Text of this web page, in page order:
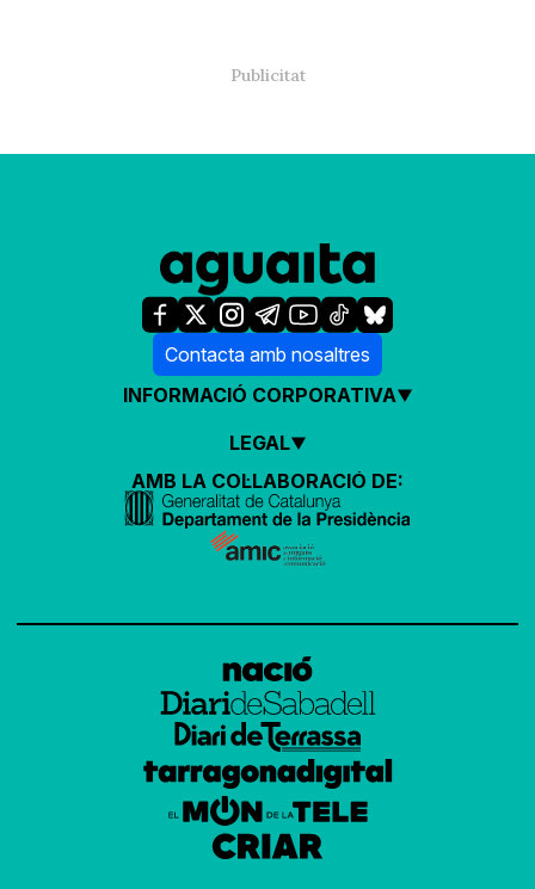
Contacta amb nosaltres
INFORMACIÓ CORPORATIVA
LEGAL
AMB LA COL·LABORACIÓ DE: